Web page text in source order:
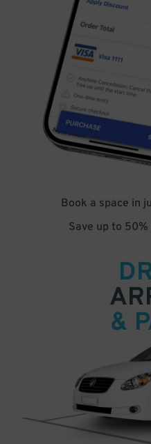
Book a space in
Save up to
&